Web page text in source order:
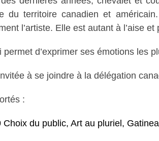
du territoire canadien et
l’artiste. Elle est autant à l’aise
permet d’exprimer ses émotions les
à se joindre à la délégation
:
Choix du public, Art au pluriel,